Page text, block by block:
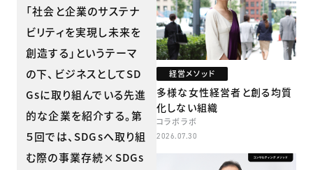
「社会と企業のサステナ
ビリティを実現し未来を
創造する」というテーマ
の下、ビジネスとしてSD
Gsに取り組んでいる先進
的な企業を紹介する。第
５回では、SDGsへ取り組
む際の事業存続×SDGs
経営メソッド
多様な女性経営者と創る均質
化しない組織
コラボラボ
2026.07.30